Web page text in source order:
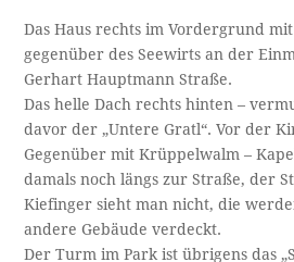
Das Haus rechts im Vordergrund
gegenüber des Seewirts an der
Gerhart Hauptmann Straße.
Das helle Dach rechts hinten –
davor der „Untere Gratl“. Vor der
Gegenüber mit Krüppelwalm –
damals noch längs zur Straße, der
Kiefinger sieht man nicht, die
andere Gebäude verdeckt.
Der Turm im Park ist übrigens das